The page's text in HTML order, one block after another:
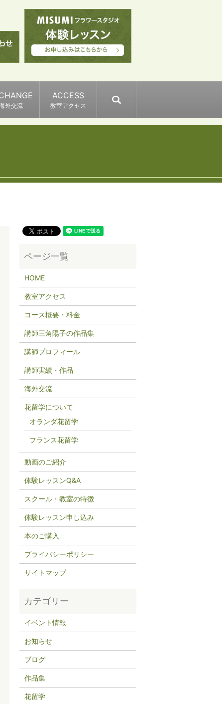
外交流
ACCESS
教室アクセス
HOME
教室アクセス
コース概要・料金
講師三角陽子の作品集
講師プロフィール
講師実績・作品
海外交流
花留学について
オランダ花留学
フランス花留学
動画のご紹介
体験レッスンQ&A
スクール・教室の特徴
体験レッスン申し込み
本のご購入
プライバシーポリシー
サイトマップ
イベント情報
お知らせ
ブログ
作品集
花留学